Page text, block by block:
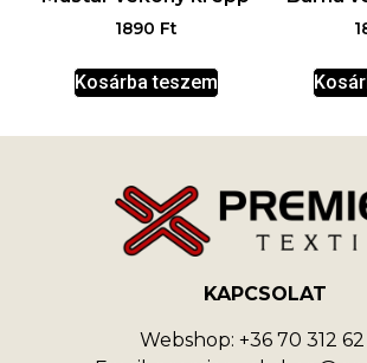
1890 Ft
Kosárba teszem
KAPCSOLAT
Webshop: +36 70 312 62